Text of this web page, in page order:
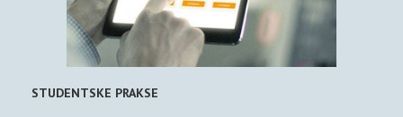
STUDENTSKE PRAKSE